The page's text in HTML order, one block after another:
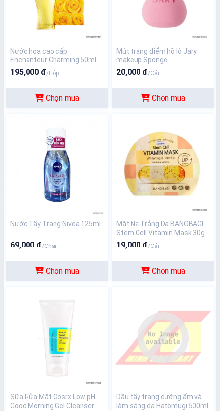
Nước hoa cao cấp
Enchanteur Charming 50ml
195,000 đ/Hộp
Chọn mua
Mút trang điểm hồ lô Jary
makeup Sponge
20,000 đ/Cái
Chọn mua
Nước Tẩy Trang Nivea 125ml
69,000 đ/Chai
Chọn mua
Mặt Nạ Trắng Da BANOBAGI
Stem Cell Vitamin Mask 30g
19,000 đ/Cái
Chọn mua
Sữa Rửa Mặt Cosrx Low pH
Good Morning Gel Cleanser
Dầu tẩy trang dưỡng ẩm và
làm sáng da Hatomugi 500ml